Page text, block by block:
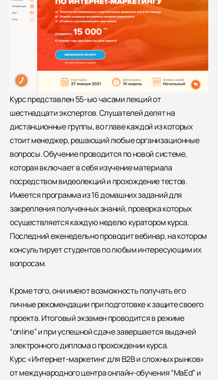
Курс представлен 55-ью часами лекций от
шестнадцати экспертов. Слушателей делят на
дистанционные группы, во главе каждой из которых
стоит менеджер, решающий любые организационные
вопросы. Обучение проводится по новой системе,
которая включает в себя изучение материала
посредством видеолекций и прохождение тестов.
Имеется программа из 16 домашних заданий для
закрепления полученных знаний, проверка которых
осуществляется каждую неделю куратором курса.
Последний еженедельно проводит вебинар, на котором
консультирует студентов по любым интересующим их
вопросам.
Кроме того, они имеют возможность получать его
личные рекомендации при подготовке к защите своего
проекта. Итоговый экзамен проводится в режиме
“online” и при успешной сдаче завершается выдачей
электронного диплома о прохождении курса.
Курс «Интернет-маркетинг для B2B и сложных рынков»
от международного центра онлайн-обучения “MaEd” и